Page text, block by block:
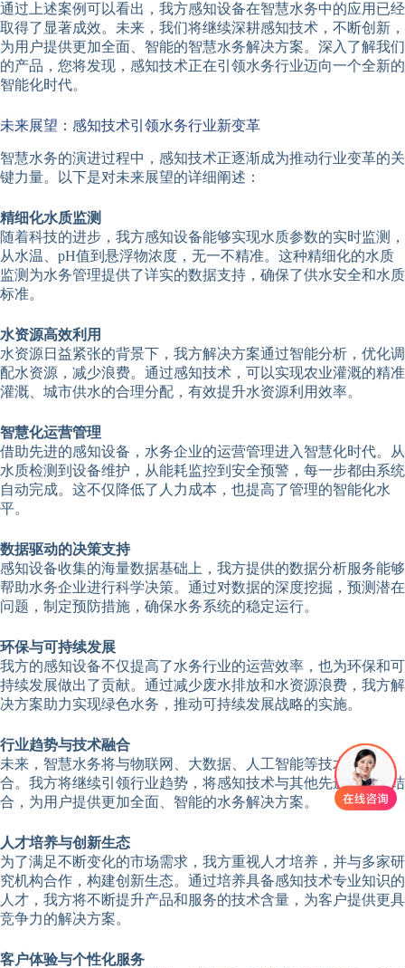
通过上述案例可以看出，我方感知设备在智慧水务中的应用已经
取得了显著成效。未来，我们将继续深耕感知技术，不断创新，
为用户提供更加全面、智能的智慧水务解决方案。深入了解我们
的产品，您将发现，感知技术正在引领水务行业迈向一个全新的
智能化时代。
未来展望：感知技术引领水务行业新变革
智慧水务的演进过程中，感知技术正逐渐成为推动行业变革的关
键力量。以下是对未来展望的详细阐述：
精细化水质监测
随着科技的进步，我方感知设备能够实现水质参数的实时监测，
从水温、pH值到悬浮物浓度，无一不精准。这种精细化的水质
监测为水务管理提供了详实的数据支持，确保了供水安全和水质
标准。
水资源高效利用
水资源日益紧张的背景下，我方解决方案通过智能分析，优化调
配水资源，减少浪费。通过感知技术，可以实现农业灌溉的精准
灌溉、城市供水的合理分配，有效提升水资源利用效率。
智慧化运营管理
借助先进的感知设备，水务企业的运营管理进入智慧化时代。从
水质检测到设备维护，从能耗监控到安全预警，每一步都由系统
自动完成。这不仅降低了人力成本，也提高了管理的智能化水
平。
数据驱动的决策支持
感知设备收集的海量数据基础上，我方提供的数据分析服务能够
帮助水务企业进行科学决策。通过对数据的深度挖掘，预测潜在
问题，制定预防措施，确保水务系统的稳定运行。
环保与可持续发展
我方的感知设备不仅提高了水务行业的运营效率，也为环保和可
持续发展做出了贡献。通过减少废水排放和水资源浪费，我方解
决方案助力实现绿色水务，推动可持续发展战略的实施。
行业趋势与技术融合
未来，智慧水务将与物联网、大数据、人工智能等技术深度融
合。我方将继续引领行业趋势，将感知技术与其他先进技术相结
合，为用户提供更加全面、智能的水务解决方案。
人才培养与创新生态
为了满足不断变化的市场需求，我方重视人才培养，并与多家研
究机构合作，构建创新生态。通过培养具备感知技术专业知识的
人才，我方将不断提升产品和服务的技术含量，为客户提供更具
竞争力的解决方案。
客户体验与个性化服务